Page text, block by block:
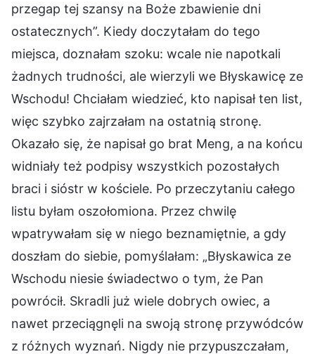
przegap tej szansy na Boże zbawienie dni
ostatecznych”. Kiedy doczytałam do tego
miejsca, doznałam szoku: wcale nie napotkali
żadnych trudności, ale wierzyli we Błyskawicę ze
Wschodu! Chciałam wiedzieć, kto napisał ten list,
więc szybko zajrzałam na ostatnią stronę.
Okazało się, że napisał go brat Meng, a na końcu
widniały też podpisy wszystkich pozostałych
braci i sióstr w kościele. Po przeczytaniu całego
listu byłam oszołomiona. Przez chwilę
wpatrywałam się w niego beznamiętnie, a gdy
doszłam do siebie, pomyślałam: „Błyskawica ze
Wschodu niesie świadectwo o tym, że Pan
powrócił. Skradli już wiele dobrych owiec, a
nawet przeciągnęli na swoją stronę przywódców
z różnych wyznań. Nigdy nie przypuszczałam,